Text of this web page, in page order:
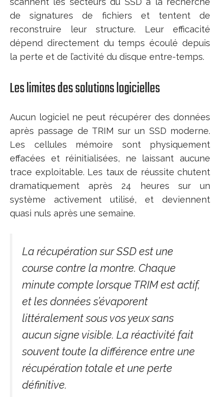
de signatures de fichiers et tentent de
reconstruire leur structure. Leur efficacité
dépend directement du temps écoulé depuis
la perte et de l’activité du disque entre-temps.
Les limites des solutions logicielles
Aucun logiciel ne peut récupérer des données
après passage de TRIM sur un SSD moderne.
Les cellules mémoire sont physiquement
effacées et réinitialisées, ne laissant aucune
trace exploitable. Les taux de réussite chutent
dramatiquement après 24 heures sur un
système activement utilisé, et deviennent
quasi nuls après une semaine.
La récupération sur SSD est une
course contre la montre. Chaque
minute compte lorsque TRIM est actif,
et les données s’évaporent
littéralement sous vos yeux sans
aucun signe visible. La réactivité fait
souvent toute la différence entre une
récupération totale et une perte
définitive.